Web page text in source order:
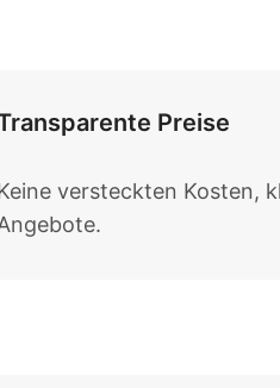
Preise
versteckten Kosten,